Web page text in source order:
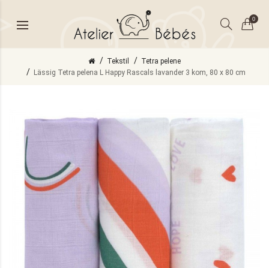
0
Tekstil
Tetra pelene
Lässig Tetra pelena L Happy Rascals lavander 3 kom, 80 x 80 cm